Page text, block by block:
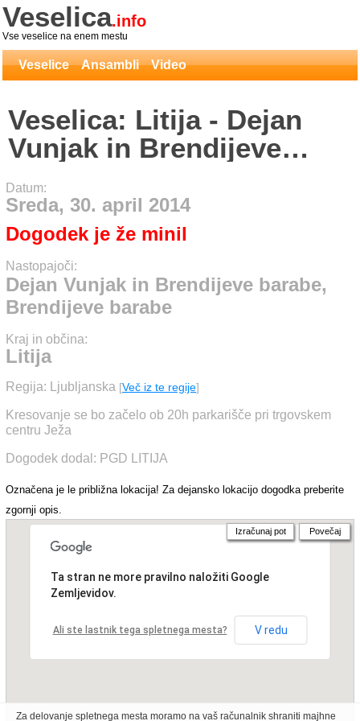
Veselica.info
Vse veselice na enem mestu
Veselice Ansambli Video
Veselica: Litija - Dejan
Vunjak in Brendijeve
barabe, Brendijeve
barabe
Datum:
Sreda, 30. april 2014
Dogodek je že minil
Nastopajoči:
Dejan Vunjak in Brendijeve barabe,
Brendijeve barabe
Kraj in občina:
Litija
Regija: Ljubljanska [Več iz te regije]
Kresovanje se bo začelo ob 20h parkarišče pri trgovskem
centru Ježa
Dogodek dodal: PGD LITIJA
Označena je le približna lokacija! Za dejansko lokacijo dogodka preberite
zgornji opis.
Ta stran ne more pravilno naložiti Google
Zemljevidov.
Ali ste lastnik tega spletnega mesta? V redu
Izračunaj pot Povečaj
Za delovanje spletnega mesta moramo na vaš računalnik shraniti majhne